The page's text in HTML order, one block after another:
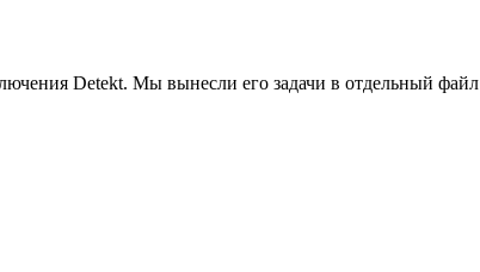
Detekt. Мы вынесли его задачи в отдельный файл